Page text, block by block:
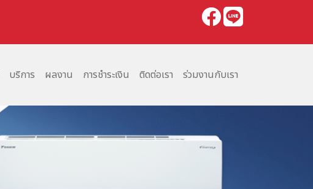
บริการ ผลงาน การชำระเงิน ติดต่อเรา ร่วมงานกับเรา